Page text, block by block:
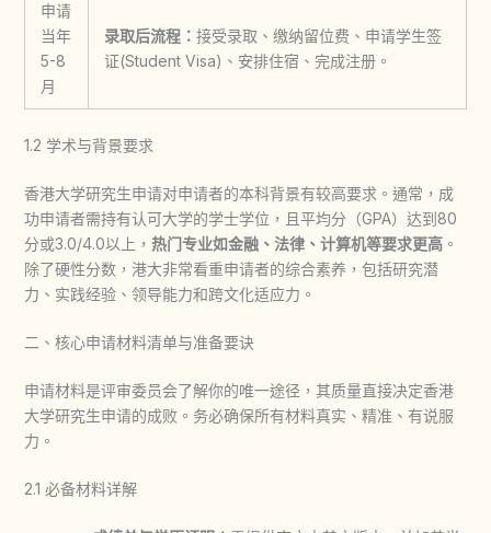
申请
当年
5-8
月
录取后流程： 接受录取、缴纳留位费、申请学生签
证(Student Visa)、安排住宿、完成注册。
1.2 学术与背景要求
香港大学研究生申请对申请者的本科背景有较高要求。通常，成
功申请者需持有认可大学的学士学位，且平均分（GPA）达到80
分或3.0/4.0以上， 热门专业如金融、法律、计算机等要求更高。
除了硬性分数，港大非常看重申请者的综合素养，包括研究潜
力、实践经验、领导能力和跨文化适应力。
二、核心申请材料清单与准备要诀
申请材料是评审委员会了解你的唯一途径，其质量直接决定香港
大学研究生申请的成败。务必确保所有材料真实、精准、有说服
力。
2.1 必备材料详解